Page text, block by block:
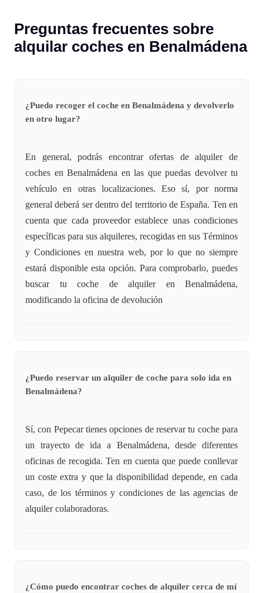
Preguntas frecuentes sobre
alquilar coches en Benalmádena
¿Puedo recoger el coche en Benalmádena y devolverlo
en otro lugar?
En general, podrás encontrar ofertas de alquiler de
coches en Benalmádena en las que puedas devolver tu
vehículo en otras localizaciones. Eso sí, por norma
general deberá ser dentro del territorio de España. Ten en
cuenta que cada proveedor establece unas condiciones
específicas para sus alquileres, recogidas en sus Términos
y Condiciones en nuestra web, por lo que no siempre
estará disponible esta opción. Para comprobarlo, puedes
buscar tu coche de alquiler en Benalmádena,
modificando la oficina de devolución
¿Puedo reservar un alquiler de coche para solo ida en
Benalmádena?
Sí, con Pepecar tienes opciones de reservar tu coche para
un trayecto de ida a Benalmádena, desde diferentes
oficinas de recogida. Ten en cuenta que puede conllevar
un coste extra y que la disponibilidad depende, en cada
caso, de los términos y condiciones de las agencias de
alquiler colaboradoras.
¿Cómo puedo encontrar coches de alquiler cerca de mí